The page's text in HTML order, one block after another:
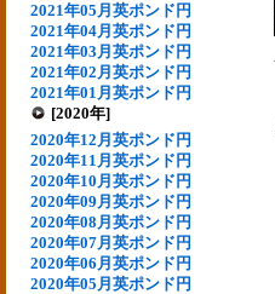
2021年05月英ポンド円
2021年04月英ポンド円
2021年03月英ポンド円
2021年02月英ポンド円
2021年01月英ポンド円
[2020年]
2020年12月英ポンド円
2020年11月英ポンド円
2020年10月英ポンド円
2020年09月英ポンド円
2020年08月英ポンド円
2020年07月英ポンド円
2020年06月英ポンド円
2020年05月英ポンド円